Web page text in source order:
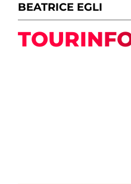
BEATRICE EGLI